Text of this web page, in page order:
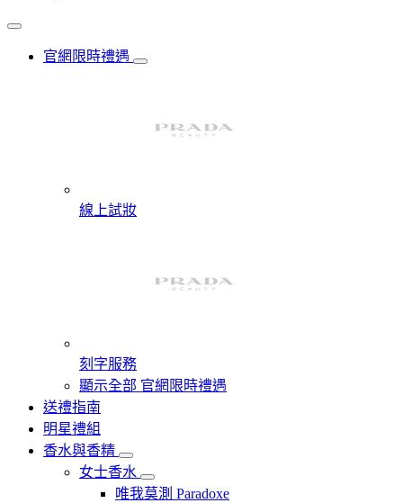
官網限時禮遇
線上試妝
刻字服務
顯示全部 官網限時禮遇
送禮指南
明星禮組
香水與香精
女士香水
唯我莫測 Paradoxe